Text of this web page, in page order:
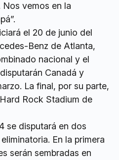
Nos vemos en la
el 20 de junio del
Benz de Atlanta,
nacional y el
Canadá y
La final, por su parte,
Rock Stadium de
se disputará en dos
En la primera
serán sembradas en